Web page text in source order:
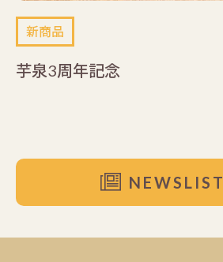
新商品
芋泉3周年記念
NEWSLIST